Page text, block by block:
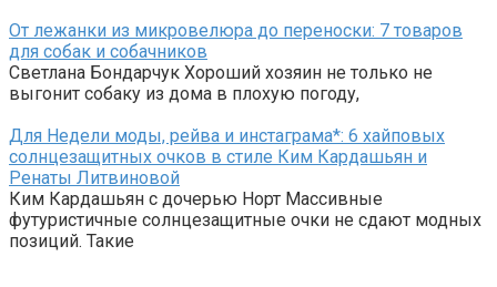
От лежанки из микровелюра до переноски: 7 товаров
для собак и собачников
Светлана Бондарчук Хороший хозяин не только не
выгонит собаку из дома в плохую погоду,
Для Недели моды, рейва и инстаграма*: 6 хайповых
солнцезащитных очков в стиле Ким Кардашьян и
Ренаты Литвиновой
Ким Кардашьян с дочерью Норт Массивные
футуристичные солнцезащитные очки не сдают модных
позиций. Такие